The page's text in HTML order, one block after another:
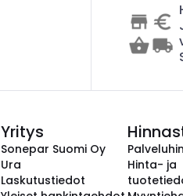
Yritys
Sonepar Suomi Oy
Ura
Laskutustiedot
Hinta- ja